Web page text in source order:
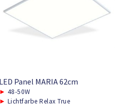
LED Panel MARIA 62cm
► 48-50W
► Lichtfarbe Relax True